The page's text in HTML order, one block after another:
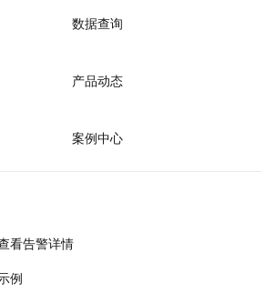
数据查询
产品动态
案例中心
看告警详情
例